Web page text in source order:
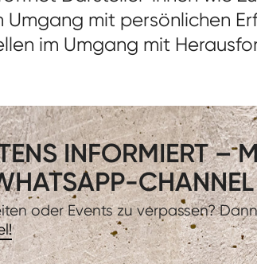
Umgang mit persönlichen
im Umgang mit
INFORMIERT –
CHANNEL
oder Events zu verpassen?